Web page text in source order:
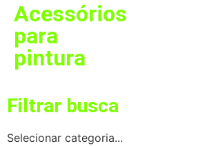
Acessórios
para
pintura
Filtrar busca
Selecionar categoria...